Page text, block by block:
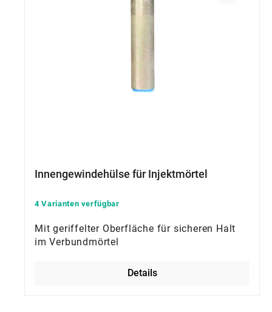
Innengewindehülse für Injektmörtel
4 Varianten verfügbar
Mit geriffelter Oberfläche für sicheren Halt
im Verbundmörtel
Details